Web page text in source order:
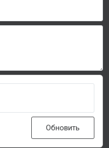
Обновить